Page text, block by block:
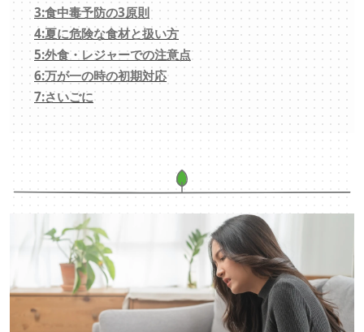
3:食中毒予防の3原則
4:夏に危険な食材と扱い方
5:外食・レジャーでの注意点
6:万が一の時の初期対応
7:さいごに